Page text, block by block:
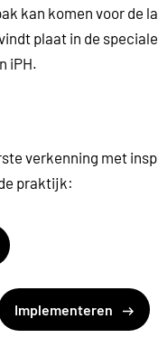
kan komen voor de
plaat in de
iPH.
verkenning met
praktijk:
Implementeren